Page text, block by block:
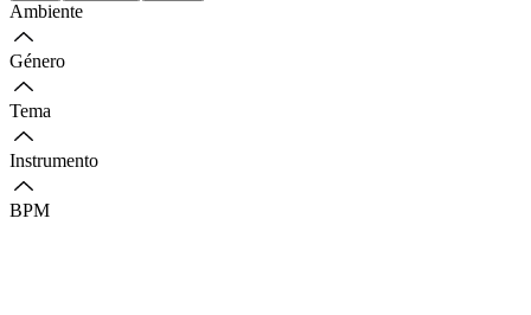
Ambiente
Género
Tema
Instrumento
BPM